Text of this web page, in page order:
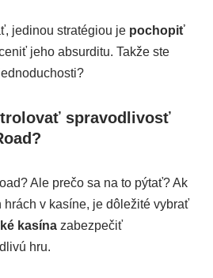
jedinou stratégiou je pochopiť
jeho absurditu. Takže ste
spravodlivosť
Ale prečo sa na to pýtať? Ak
hrách v kasíne, je dôležité vybrať
kasína zabezpečiť
hru.